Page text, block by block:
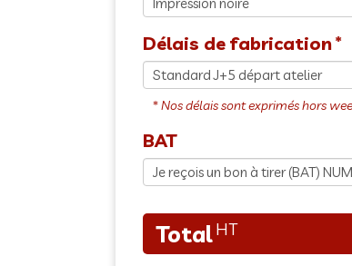
Délais de fabrication
BAT